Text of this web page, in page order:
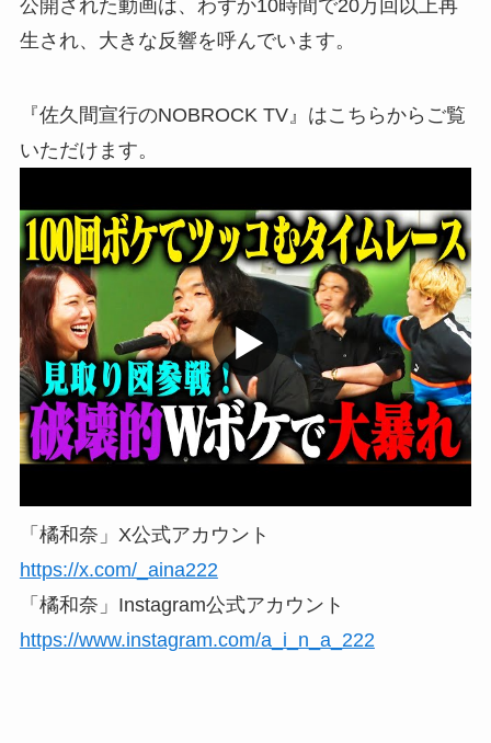
公開された動画は、わずか10時間で20万回以上再
生され、大きな反響を呼んでいます。
『佐久間宣行のNOBROCK TV』はこちらからご覧
いただけます。
「橘和奈」X公式アカウント
https://x.com/_aina222
「橘和奈」Instagram公式アカウント
https://www.instagram.com/a_i_n_a_222